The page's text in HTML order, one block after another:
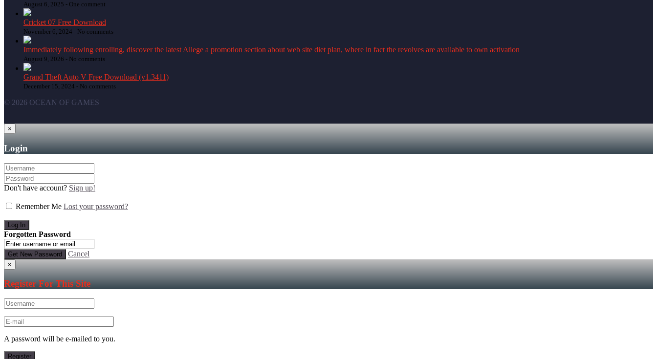
August 6, 2025 - One comment
Cricket 07 Free Download
November 6, 2024 - No comments
Immediately following enrolling, discover the latest Allege a promotion section about web site diet plan, where in fact the revolves are available to own activation
August 9, 2026 - No comments
Grand Theft Auto V Free Download (v1.3411)
December 15, 2024 - No comments
© 2026 OCEAN OF GAMES
×
Login
Don't have account? Sign up!
Remember Me Lost your password?
Forgotten Password
Cancel
×
Register For This Site
A password will be e-mailed to you.